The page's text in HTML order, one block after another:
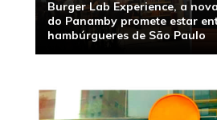
Burger Lab Experience, a
do Panamby promete estar
hambúrgueres de São Paulo